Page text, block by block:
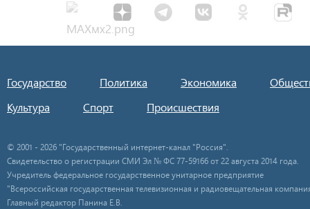
Государство Политика Экономика
Культура
Спорт Происшествия
© 2001 - 2026 "Государственный интернет-канал "Россия".
Свидетельство о регистрации СМИ Эл № ФС 77-59166 от 22 августа 2014 года.
Учредитель федеральное государственное унитарное предприятие
"Всероссийская государственная телевизионная и радиовещательная
Главный редактор Панина Е.В.